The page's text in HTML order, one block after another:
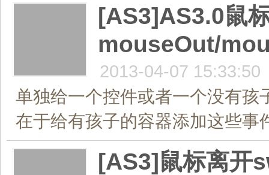
[AS3]AS3.0鼠
mouseOut/
2013-04-07 15:33:50
单独给一个控件或者一个没有孩
在于给有孩子的容器添加这些事
[AS3]鼠标离开